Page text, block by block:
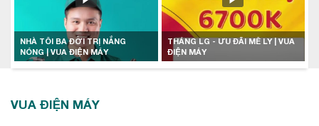
NHÀ TÔI BA ĐỜI TRỊ NẮNG
NÓNG | VUA ĐIỆN MÁY
THÁNG LG - ƯU ĐÃI MÊ LY | VUA
ĐIỆN MÁY
VUA ĐIỆN MÁY